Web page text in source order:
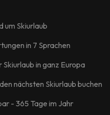
um Skiurlaub
in 7 Sprachen
in ganz Europa
nächsten Skiurlaub buchen
- 365 Tage im Jahr